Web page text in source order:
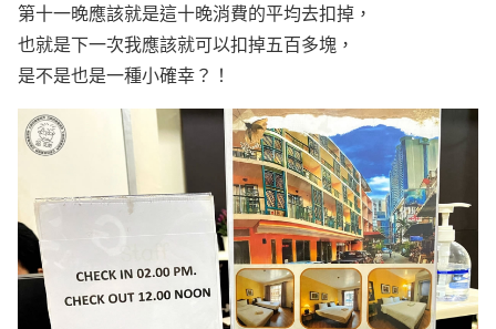
第十一晚應該就是這十晚消費的平均去扣掉，
也就是下一次我應該就可以扣掉五百多塊，
是不是也是一種小確幸？！